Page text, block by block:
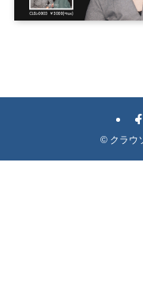
©クラウ